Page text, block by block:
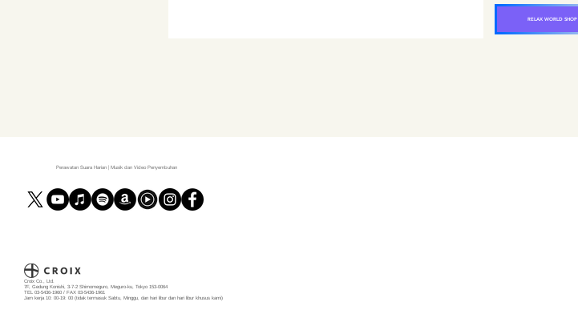
RELAX WORLD SHOP
Perawatan Suara Harian | Musik dan Video Penyembuhan
Croix Co., Ltd.
7F, Gedung Konishi, 3-7-2 Shimomeguro, Meguro-ku, Tokyo 153-0064
TEL 03-5436-1960 / FAX 03-5436-1961
Jam kerja 10: 00-19: 00 (tidak termasuk Sabtu, Minggu, dan hari libur dan hari libur khusus kami)